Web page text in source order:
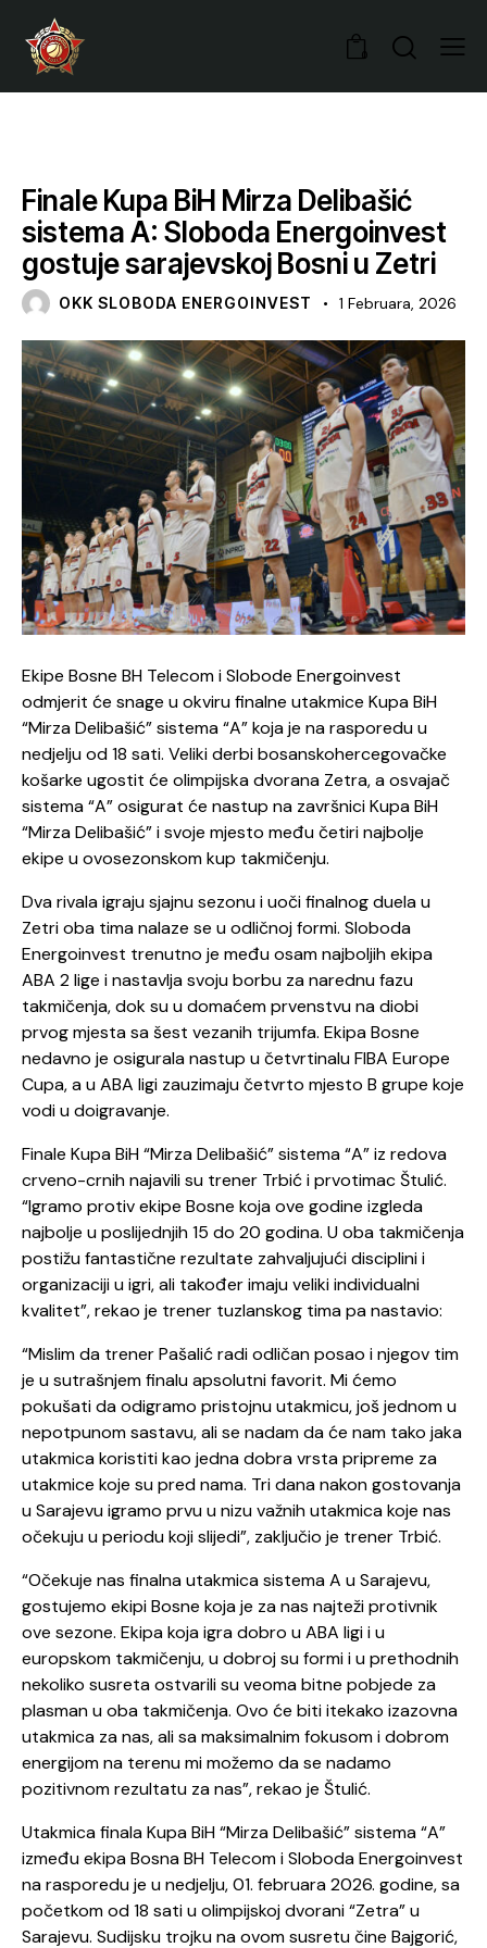
0
Finale Kupa BiH Mirza Delibašić
sistema A: Sloboda Energoinvest
gostuje sarajevskoj Bosni u Zetri
OKK SLOBODA ENERGOINVEST 1 Februara, 2026
Ekipe Bosne BH Telecom i Slobode Energoinvest
odmjerit će snage u okviru finalne utakmice Kupa BiH
“Mirza Delibašić” sistema “A” koja je na rasporedu u
nedjelju od 18 sati. Veliki derbi bosanskohercegovačke
košarke ugostit će olimpijska dvorana Zetra, a osvajač
sistema “A” osigurat će nastup na završnici Kupa BiH
“Mirza Delibašić” i svoje mjesto među četiri najbolje
ekipe u ovosezonskom kup takmičenju.
Dva rivala igraju sjajnu sezonu i uoči finalnog duela u
Zetri oba tima nalaze se u odličnoj formi. Sloboda
Energoinvest trenutno je među osam najboljih ekipa
ABA 2 lige i nastavlja svoju borbu za narednu fazu
takmičenja, dok su u domaćem prvenstvu na diobi
prvog mjesta sa šest vezanih trijumfa. Ekipa Bosne
nedavno je osigurala nastup u četvrtinalu FIBA Europe
Cupa, a u ABA ligi zauzimaju četvrto mjesto B grupe koje
vodi u doigravanje.
Finale Kupa BiH “Mirza Delibašić” sistema “A” iz redova
crveno-crnih najavili su trener Trbić i prvotimac Štulić.
“Igramo protiv ekipe Bosne koja ove godine izgleda
najbolje u poslijednjih 15 do 20 godina. U oba takmičenja
postižu fantastične rezultate zahvaljujući disciplini i
organizaciji u igri, ali također imaju veliki individualni
kvalitet”, rekao je trener tuzlanskog tima pa nastavio:
“Mislim da trener Pašalić radi odličan posao i njegov tim
je u sutrašnjem finalu apsolutni favorit. Mi ćemo
pokušati da odigramo pristojnu utakmicu, još jednom u
nepotpunom sastavu, ali se nadam da će nam tako jaka
utakmica koristiti kao jedna dobra vrsta pripreme za
utakmice koje su pred nama. Tri dana nakon gostovanja
u Sarajevu igramo prvu u nizu važnih utakmica koje nas
očekuju u periodu koji slijedi”, zaključio je trener Trbić.
“Očekuje nas finalna utakmica sistema A u Sarajevu,
gostujemo ekipi Bosne koja je za nas najteži protivnik
ove sezone. Ekipa koja igra dobro u ABA ligi i u
europskom takmičenju, u dobroj su formi i u prethodnih
nekoliko susreta ostvarili su veoma bitne pobjede za
plasman u oba takmičenja. Ovo će biti itekako izazovna
utakmica za nas, ali sa maksimalnim fokusom i dobrom
energijom na terenu mi možemo da se nadamo
pozitivnom rezultatu za nas”, rekao je Štulić.
Utakmica finala Kupa BiH “Mirza Delibašić” sistema “A”
između ekipa Bosna BH Telecom i Sloboda Energoinvest
na rasporedu je u nedjelju, 01. februara 2026. godine, sa
početkom od 18 sati u olimpijskoj dvorani “Zetra” u
Sarajevu. Sudijsku trojku na ovom susretu čine Bajgorić,